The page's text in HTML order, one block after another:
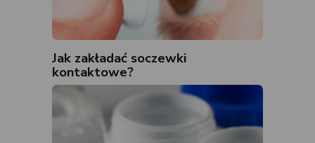
Jak zakładać soczewki
kontaktowe?